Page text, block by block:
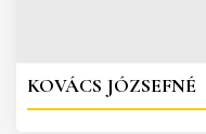
KOVÁCS JÓZSEFNÉ